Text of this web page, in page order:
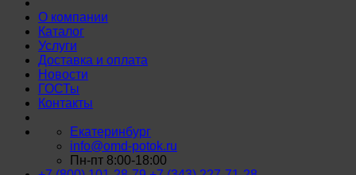
О компании
Каталог
Услуги
Доставка и оплата
Новости
ГОСТы
Контакты
Екатеринбург
info@omd-potok.ru
Пн-пт 8:00-18:00